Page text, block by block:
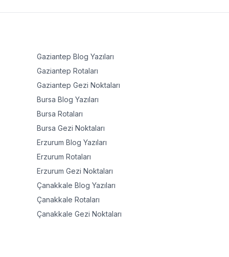
Gaziantep Blog Yazıları
Gaziantep Rotaları
Gaziantep Gezi Noktaları
Bursa Blog Yazıları
Bursa Rotaları
Bursa Gezi Noktaları
Erzurum Blog Yazıları
Erzurum Rotaları
Erzurum Gezi Noktaları
Çanakkale Blog Yazıları
Çanakkale Rotaları
Çanakkale Gezi Noktaları